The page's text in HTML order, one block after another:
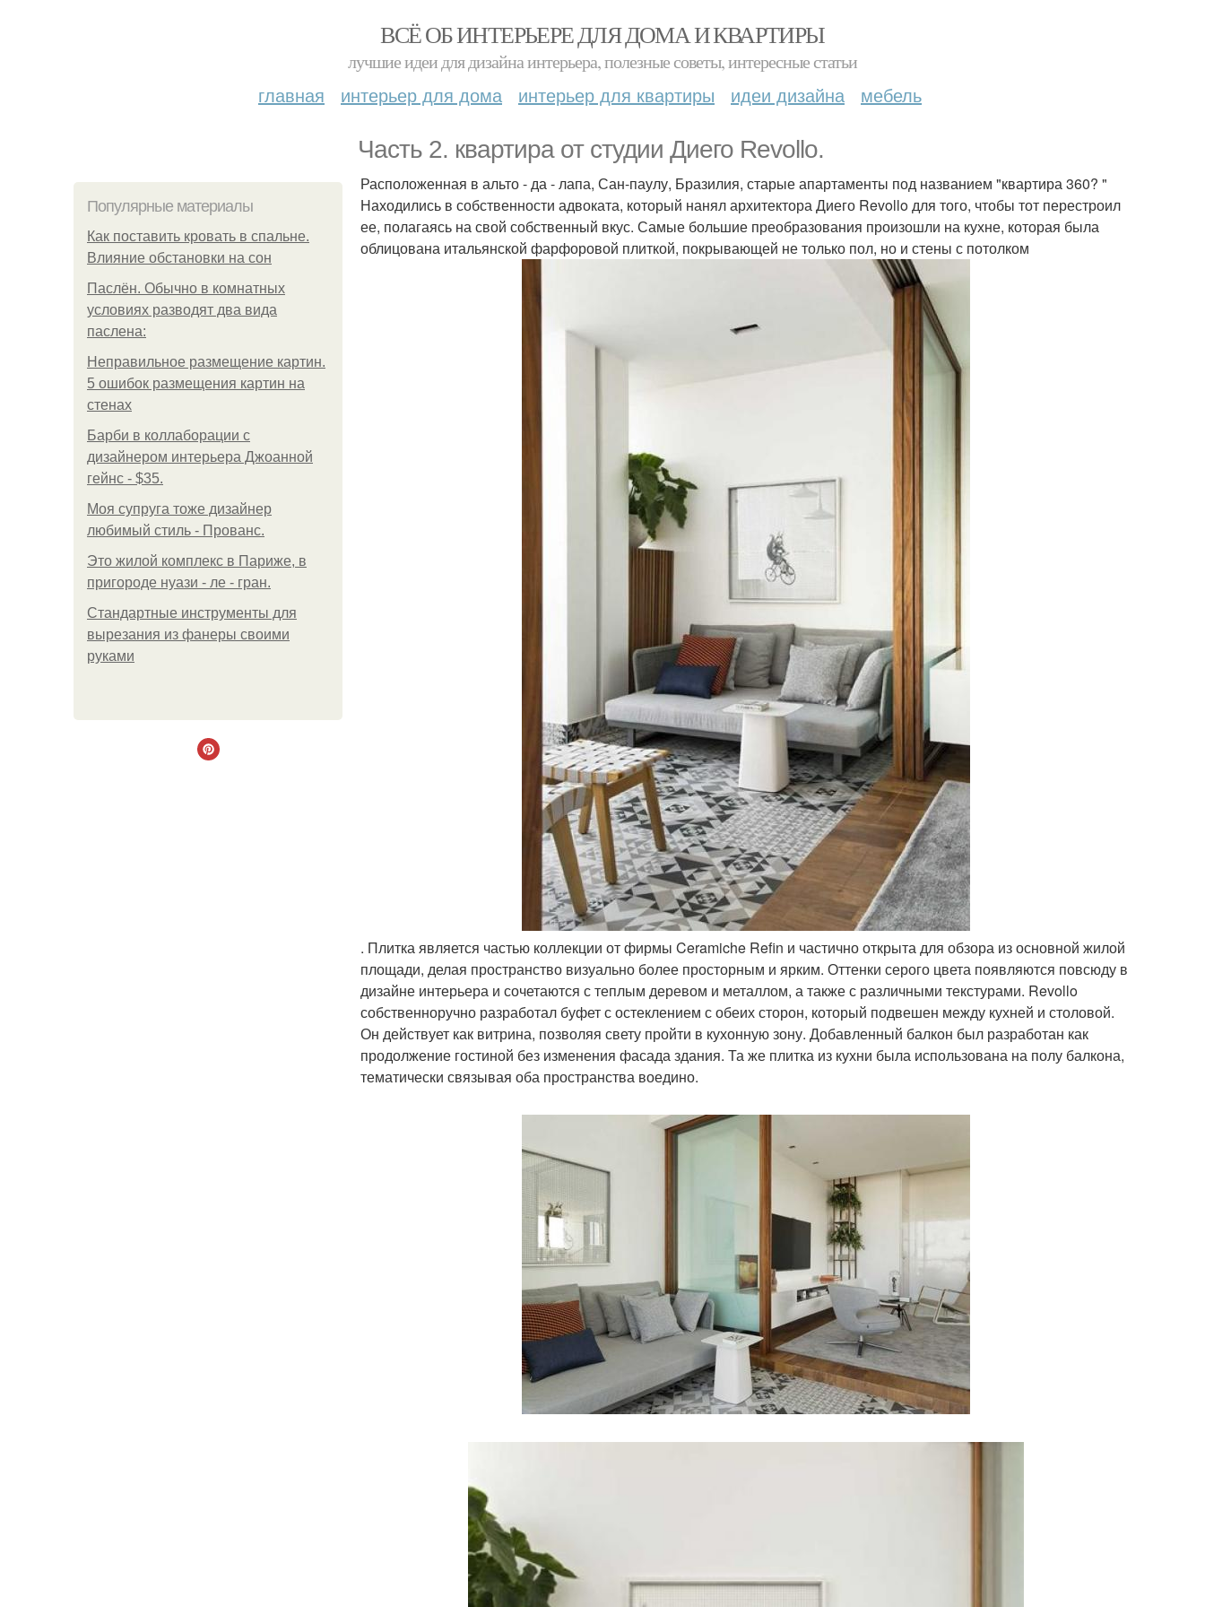
ВСЁ ОБ ИНТЕРЬЕРЕ ДЛЯ ДОМА И КВАРТИРЫ
лучшие идеи для дизайна интерьера, полезные советы, интересные статьи
главная интерьер для дома интерьер для квартиры идеи дизайна мебель
Часть 2. квартира от студии Диего Revollo.
Популярные материалы
Как поставить кровать в спальне.
Влияние обстановки на сон
Паслён. Обычно в комнатных
условиях разводят два вида
паслена:
Неправильное размещение картин.
5 ошибок размещения картин на
стенах
Барби в коллаборации с
дизайнером интерьера Джоанной
гейнс - $35.
Моя супруга тоже дизайнер
любимый стиль - Прованс.
Это жилой комплекс в Париже, в
пригороде нуази - ле - гран.
Стандартные инструменты для
вырезания из фанеры своими
руками
Расположенная в альто - да - лапа, Сан-паулу, Бразилия, старые апартаменты под названием "квартира 360? "
Находились в собственности адвоката, который нанял архитектора Диего Revollo для того, чтобы тот перестроил
ее, полагаясь на свой собственный вкус. Самые большие преобразования произошли на кухне, которая была
облицована итальянской фарфоровой плиткой, покрывающей не только пол, но и стены с потолком
. Плитка является частью коллекции от фирмы Ceramiche Refin и частично открыта для обзора из основной жилой
площади, делая пространство визуально более просторным и ярким. Оттенки серого цвета появляются повсюду в
дизайне интерьера и сочетаются с теплым деревом и металлом, а также с различными текстурами. Revollo
собственноручно разработал буфет с остеклением с обеих сторон, который подвешен между кухней и столовой.
Он действует как витрина, позволяя свету пройти в кухонную зону. Добавленный балкон был разработан как
продолжение гостиной без изменения фасада здания. Та же плитка из кухни была использована на полу балкона,
тематически связывая оба пространства воедино.